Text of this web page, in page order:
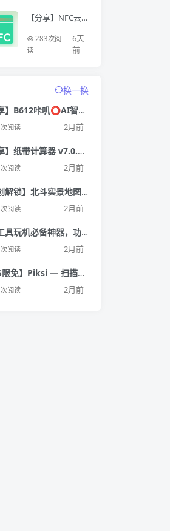
【分享】NFC云
门禁卡公交卡 各
类卡等🔥
283次阅
读
6天
前
换一换
】B612咔叽⭕AI智能
丰富滤镜
阅读 2月前
】纸带计算器 v7.0.3
高级版
阅读 2月前
解锁】北斗实景地图
会员🔥高清VR实景街
阅读 2月前
具玩机必备神器，功
强大，完全免费
阅读 2月前
限免】Piksi — 扫描单
义
阅读 2月前